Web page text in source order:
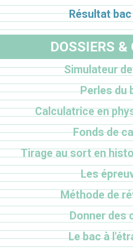
Résultat
DOSSIERS &
Simulateur
Perles du
Calculatrice en
Fonds de
Tirage au sort en
Les
Méthode de
Donner des
Le bac à